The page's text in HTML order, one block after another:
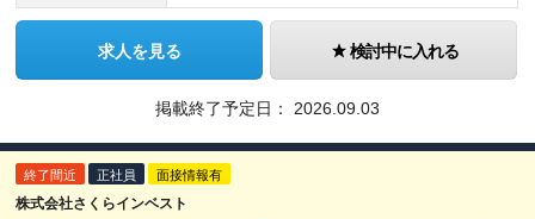
求人を見る 検討中に入れる
掲載終了予定日： 2026.09.03
終了間近 正社員 面接情報有
株式会社さくらインベスト